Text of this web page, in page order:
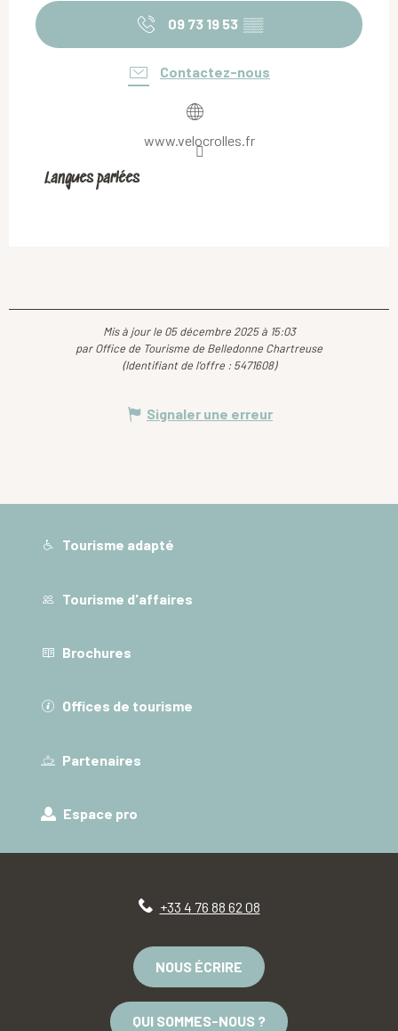
09 73 19 53 ▒▒
Contactez-nous
www.velocrolles.fr
Langues parlées
Langues parlées
Mis à jour le 05 décembre 2025 à 15:03
par Office de Tourisme de Belledonne Chartreuse
(Identifiant de l'offre : 5471608)
Signaler une erreur
Tourisme adapté
Tourisme d'affaires
Brochures
Offices de tourisme
Partenaires
Espace pro
+33 4 76 88 62 08
NOUS ÉCRIRE
QUI SOMMES-NOUS ?